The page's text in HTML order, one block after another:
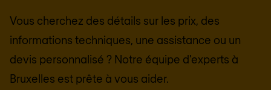
Vous cherchez des détails sur les prix, des
informations techniques, une assistance ou un
devis personnalisé ? Notre équipe d'experts à
Bruxelles est prête à vous aider.